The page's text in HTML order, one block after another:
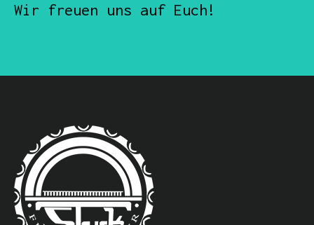
Wir freuen uns auf Euch!